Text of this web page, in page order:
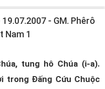
19.07.2007 - GM. Phêrô
Nam 1
tung hô Chúa (i-a).
trong Đấng Cứu Chuộc